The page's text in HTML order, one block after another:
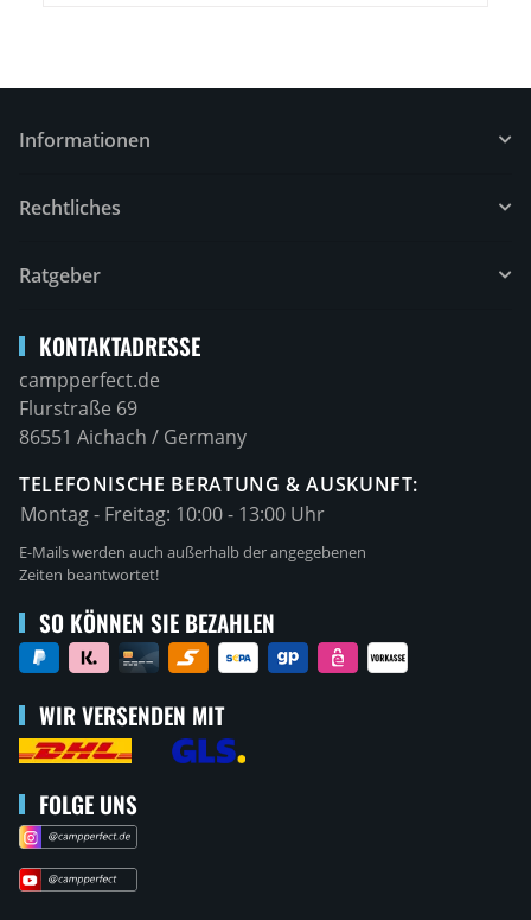
Informationen
Rechtliches
Ratgeber
KONTAKTADRESSE
campperfect.de
Flurstraße 69
86551 Aichach / Germany
TELEFONISCHE BERATUNG & AUSKUNFT:
Montag - Freitag: 10:00 - 13:00 Uhr
E-Mails werden auch außerhalb der angegebenen
Zeiten beantwortet!
SO KÖNNEN SIE BEZAHLEN
WIR VERSENDEN MIT
FOLGE UNS